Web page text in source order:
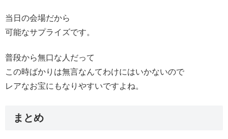
当日の会場だから
可能なサプライズです。
普段から無口な人だって
この時ばかりは無言なんてわけにはいかないので
レアなお宝にもなりやすいですよね。
まとめ